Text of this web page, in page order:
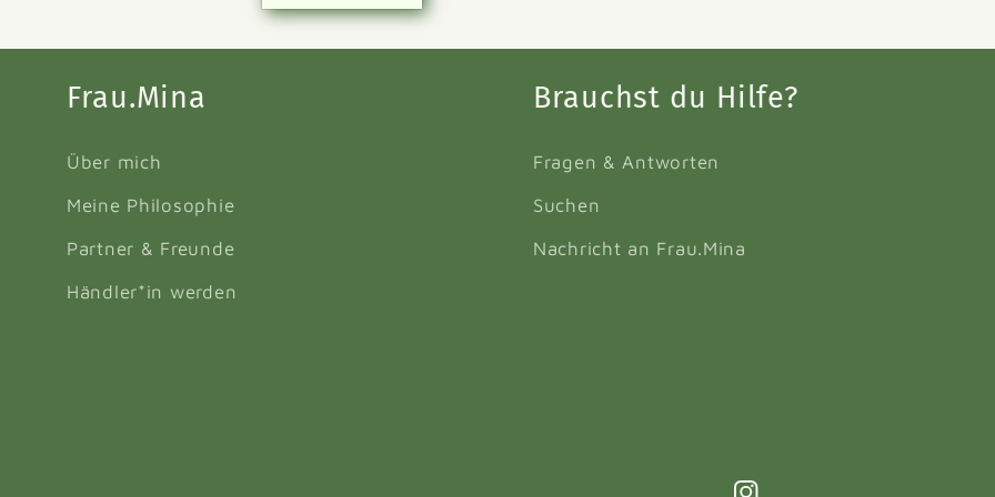
Frau.Mina
Über mich
Meine Philosophie
Partner & Freunde
Händler*in werden
Brauchst du Hilfe?
Fragen & Antworten
Suchen
Nachricht an Frau.Mina